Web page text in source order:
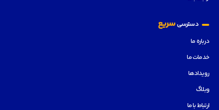
دسترسیسریع
درباره ما
خدمات ما
رویدادها
وبلاگ
ارتباط با ما